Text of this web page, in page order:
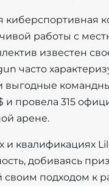
киберспортивная
работы с
известен
часто
выгодные
и провела 315
арене.
и квалификациях
добиваясь
подходом к